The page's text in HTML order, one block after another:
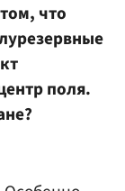
что
поля.